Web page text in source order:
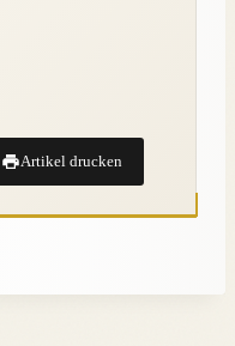
Artikel drucken